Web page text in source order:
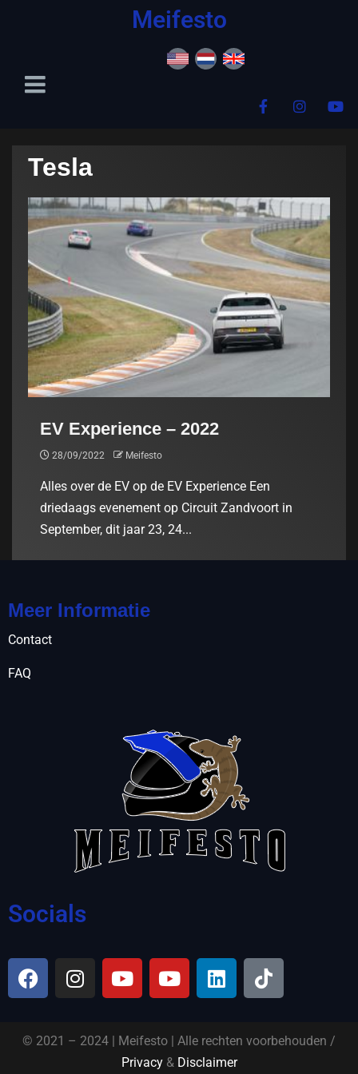
Meifesto
Tesla
EV Experience – 2022
28/09/2022 Meifesto
Alles over de EV op de EV Experience Een
driedaags evenement op Circuit Zandvoort in
September, dit jaar 23, 24...
Meer Informatie
Contact
FAQ
Socials
© 2021 – 2024 | Meifesto | Alle rechten voorbehouden /
Privacy& Disclaimer